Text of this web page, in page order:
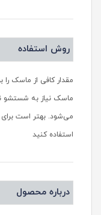
روش استفاده
مقدار کافی از ماسک را
ماسک نیاز به شستشو
می‌شود. بهتر است برای
استفاده کنید
درباره محصول